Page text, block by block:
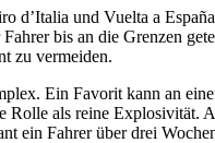
d’Italia und Vuelta a
bis an die Grenzen
zu vermeiden.
Ein Favorit kann an
Rolle als reine
ein Fahrer über drei